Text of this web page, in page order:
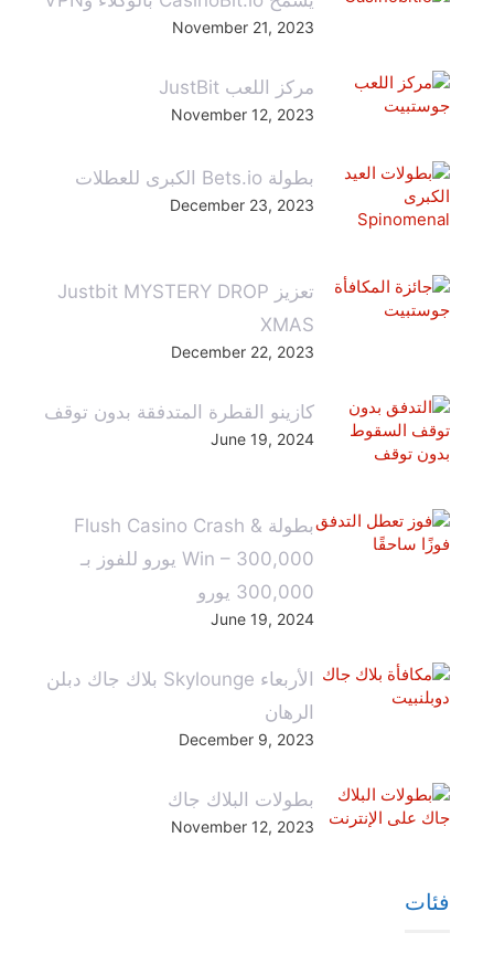
November 21, 2023
مركز اللعب JustBit
November 12, 2023
بطولة Bets.io الكبرى للعطلات
December 23, 2023
تعزيز Justbit MYSTERY DROP
XMAS
December 22, 2023
كازينو القطرة المتدفقة بدون توقف
June 19, 2024
بطولة Flush Casino Crash &
Win – 300,000 يورو للفوز بـ
300,000 يورو
June 19, 2024
الأربعاء Skylounge بلاك جاك دبلن
الرهان
December 9, 2023
بطولات البلاك جاك
November 12, 2023
فئات